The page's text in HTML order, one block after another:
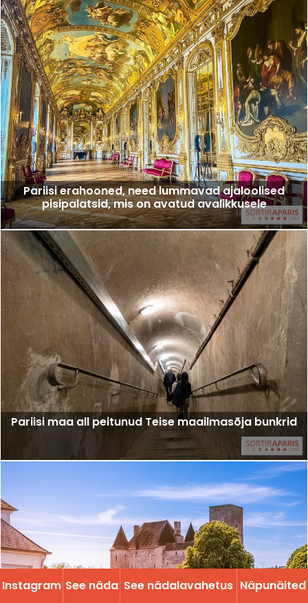
Pariisi erahooned, need lummavad ajaloolised
pisipalatsid, mis on avatud avalikkusele
Pariisi maa all peitunud Teise maailmasõja bunkrid
Instagram See näda See nädalavahetus Näpunäited